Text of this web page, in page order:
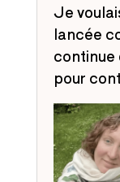
Je
lancée
pour